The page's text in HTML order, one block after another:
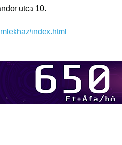
utca 10.
index.html